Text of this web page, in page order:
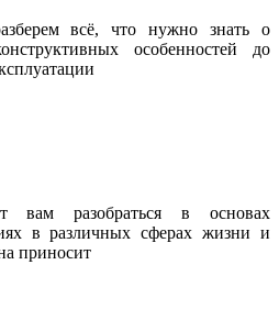
всё, что нужно знать о
особенностей до
вам разобраться в основах
в различных сферах жизни и
приносит